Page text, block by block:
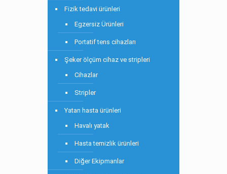
Fizik tedavi ürünleri
Egzersiz Ürünleri
Portatif tens cihazları
Şeker ölçüm cihaz ve stripleri
Cihazlar
Stripler
Yatan hasta ürünleri
Havalı yatak
Hasta temizlik ürünleri
Diğer Ekipmanlar